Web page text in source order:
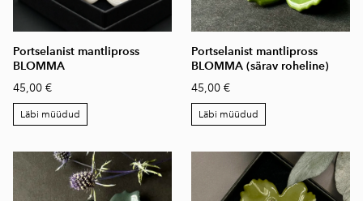
Portselanist mantlipross
BLOMMA
45,00 €
Läbi müüdud
Portselanist mantlipross
BLOMMA (särav roheline)
45,00 €
Läbi müüdud